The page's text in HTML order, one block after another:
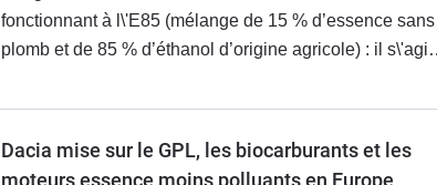
fonctionnant à l\'E85 (mélange de 15 % d’essence sans
plomb et de 85 % d’éthanol d’origine agricole) : il s\'agit
niveaux Premium ou Premium Pack. Elle est habillée du
Dacia mise sur le GPL, les biocarburants et les
moteurs essence moins polluants en Europe